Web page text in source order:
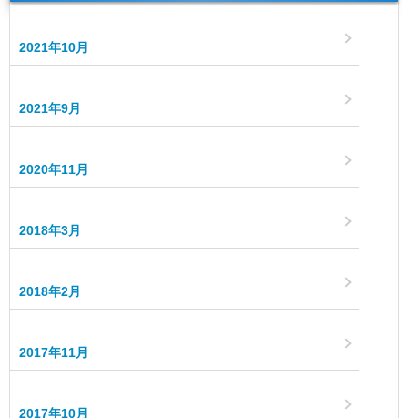
2021年10月
2021年9月
2020年11月
2018年3月
2018年2月
2017年11月
2017年10月